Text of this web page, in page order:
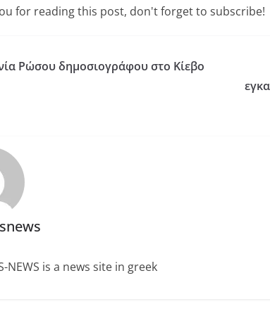
for reading this post, don't forget to subscribe!
Ρώσου δημοσιογράφου στο Κίεβο
NEWS is a news site in greek